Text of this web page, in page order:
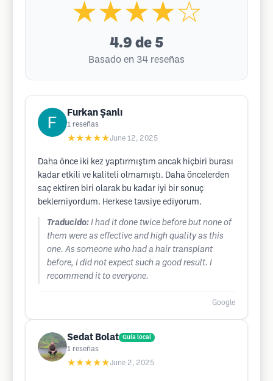
★★★★☆
4.9 de 5
Basado en 34 reseñas
Furkan Şanlı
1 reseñas
★★★★★June 12, 2025
Daha önce iki kez yaptırmıştım ancak hiçbiri burası
kadar etkili ve kaliteli olmamıştı. Daha öncelerden
saç ektiren biri olarak bu kadar iyi bir sonuç
beklemiyordum. Herkese tavsiye ediyorum.
Traducido: I had it done twice before but none of
them were as effective and high quality as this
one. As someone who had a hair transplant
before, I did not expect such a good result. I
recommend it to everyone.
Google
Sedat Bolat Guía local
1 reseñas
★★★★★June 2, 2025